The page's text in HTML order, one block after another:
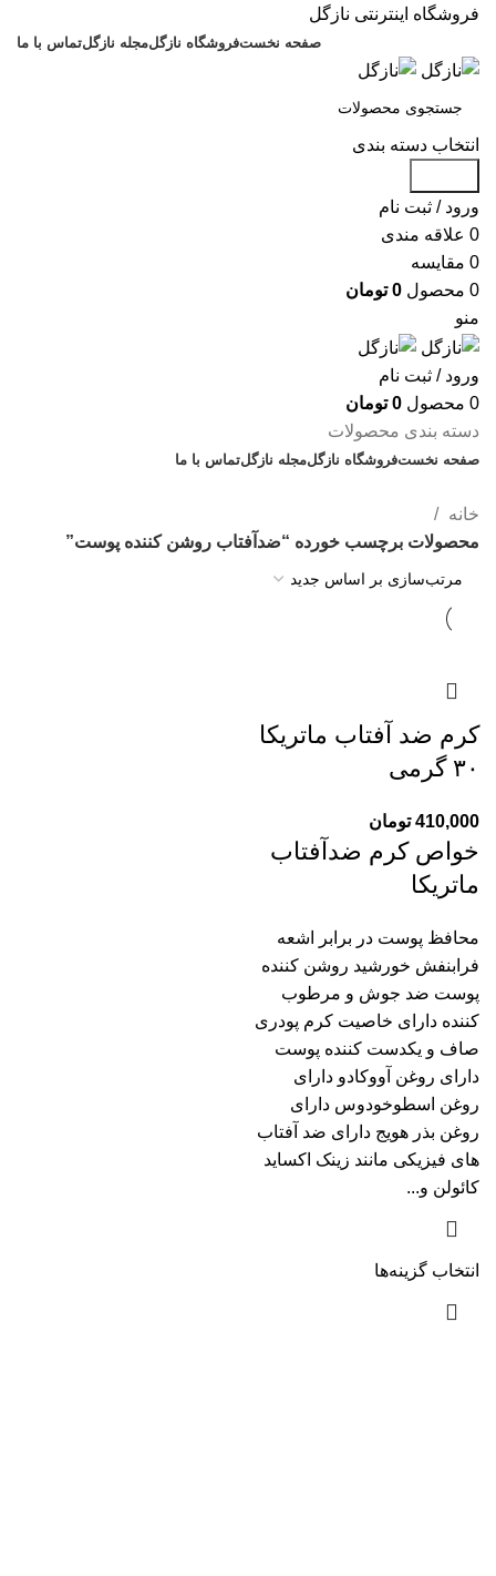
فروشگاه اینترنتی نازگل
صفحه نخستفروشگاه نازگلمجله نازگلتماس با ما
انتخاب دسته بندی
ورود / ثبت نام
0 علاقه مندی
0 مقایسه
0 محصول 0 تومان
منو
ورود / ثبت نام
0 محصول 0 تومان
دسته بندی محصولات
صفحه نخستفروشگاه نازگلمجله نازگلتماس با ما
خانه
محصولات برچسب خورده “ضدآفتاب روشن کننده پوست”
کرم ضد آفتاب ماتریکا
۳۰ گرمی
410,000 تومان
خواص کرم ضدآفتاب
ماتریکا
محافظ پوست در برابر اشعه
فرابنفش خورشید روشن کننده
پوست ضد جوش و مرطوب
کننده دارای خاصیت کرم پودری
صاف و یکدست کننده پوست
دارای روغن آووکادو دارای
روغن اسطوخودوس دارای
روغن بذر هویج دارای ضد آفتاب
های فیزیکی مانند زینک اکساید
کائولن و...
انتخاب گزینه‌ها